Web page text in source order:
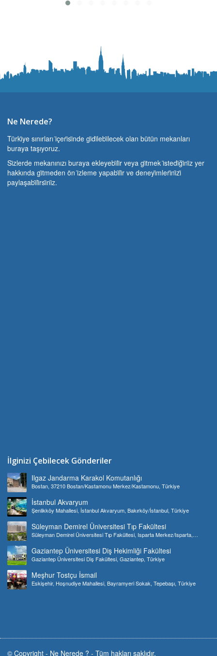
Ne Nerede?
Türki̇ye sınırları i̇çeri̇si̇nde gi̇di̇lebi̇lecek olan bütün mekanları
buraya taşıyoruz.
Si̇zlerde mekanınızı buraya ekleyebi̇li̇r veya gi̇tmek i̇stedi̇ği̇ni̇z yer
hakkında gi̇tmeden ön i̇zleme yapabi̇li̇r ve deneyi̇mleri̇ni̇zi̇
paylaşabi̇li̇rsi̇ni̇z.
İlginizi Çebilecek Gönderiler
Ilgaz Jandarma Karakol Komutanlığı
Bostan, 37210 Bostan/Kastamonu Merkez/Kastamonu, Türkiye
İstanbul Akvaryum
Şenlikköy Mahallesi, İstanbul Akvaryum, Bakırköy/İstanbul, Türkiye
Süleyman Demirel Üniversitesi Tıp Fakültesi
Süleyman Demirel Üniversitesi Tıp Fakültesi, Isparta Merkez/Isparta,
Gaziantep Üniversitesi Diş Hekimliği Fakültesi
Gaziantep Üniversitesi Diş Fakültesi, Gaziantep, Türkiye
Meşhur Tostçu İsmail
Eskişehir, Hoşnudiye Mahallesi, Bayramyeri Sokak, Tepebaşı, Türkiye
© Copyright - Ne Nerede ? - Tüm hakları saklıdır.